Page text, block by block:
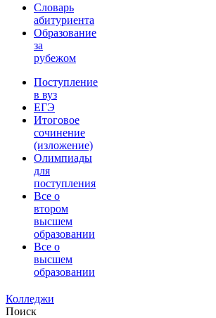
Словарь
абитуриента
Образование
за
рубежом
Поступление
в вуз
ЕГЭ
Итоговое
сочинение
(изложение)
Олимпиады
для
поступления
Все о
втором
высшем
образовании
Все о
высшем
образовании
Колледжи
Поиск